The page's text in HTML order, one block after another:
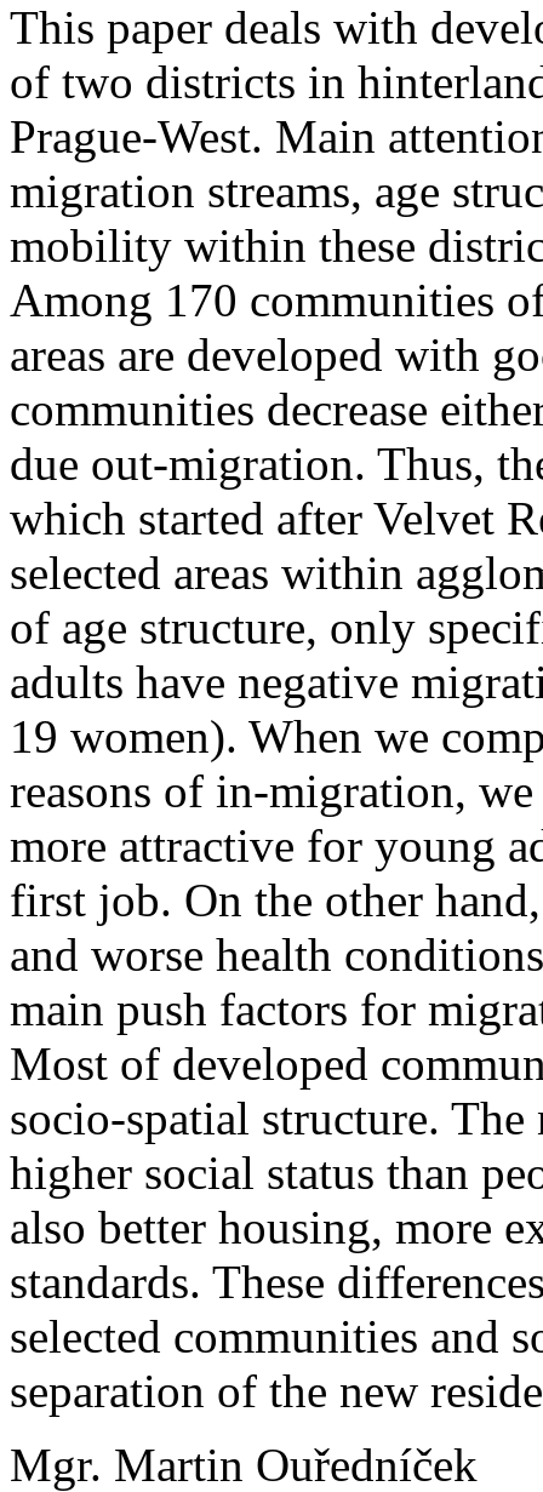
This paper deals with
of two districts in
Prague-West. Main
migration streams, age
mobility within these
Among 170 communities
areas are developed with
communities decrease
due out-migration. Thus,
which started after Velvet
selected areas within
of age structure, only
adults have negative
19 women). When we
reasons of in-migration,
more attractive for young
first job. On the other
and worse health
main push factors for
Most of developed
socio-spatial structure.
higher social status than
also better housing, more
standards. These
selected communities and
separation of the new
Mgr. Martin Ouředníček